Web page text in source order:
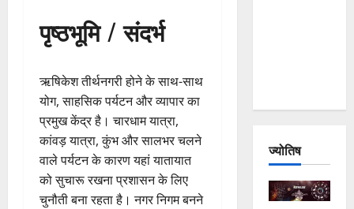
पृष्ठभूमि / संदर्भ
ऋषिकेश तीर्थनगरी होने के साथ-साथ
योग, साहसिक पर्यटन और व्यापार का
प्रमुख केंद्र है। चारधाम यात्रा,
कांवड़ यात्रा, कुंभ और सालभर चलने
वाले पर्यटन के कारण यहां यातायात
को सुचारू रखना प्रशासन के लिए
चुनौती बना रहता है। नगर निगम बनने
ज्योतिष